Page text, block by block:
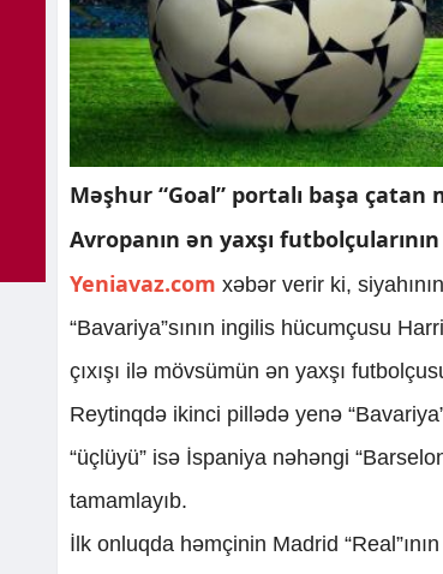
Məşhur “Goal” portalı başa
Avropanın ən yaxşı
Yeniavaz.com xəbər verir ki,
“Bavariya”sının ingilis hücumçusu
çıxışı ilə mövsümün ən yaxşı
Reytinqdə ikinci pillədə yenə
“üçlüyü” isə İspaniya nəhəngi
tamamlayıb.
İlk onluqda həmçinin Madrid